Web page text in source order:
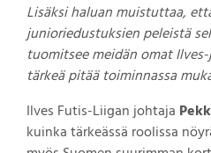
Lisäksi haluan muistuttaa,
junioriedustuksien peleistä
tuomitsee meidän omat
tärkeä pitää toiminnassa
Ilves Futis-Liigan johtaja
kuinka tärkeässä roolissa